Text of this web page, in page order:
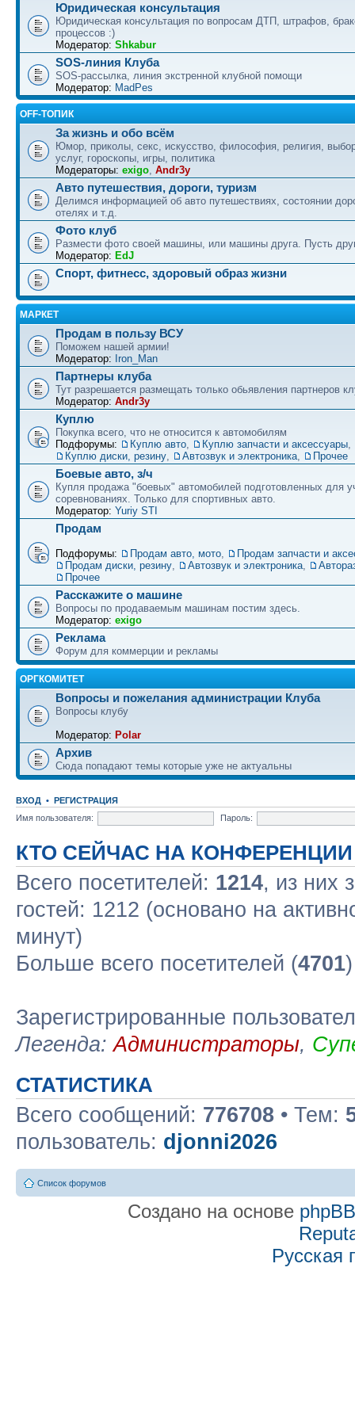
Юридическая консультация
Юридическая консультация по вопросам ДТП, штрафов,
процессов :)
Модератор: Shkabur
SOS-линия Клуба
SOS-рассылка, линия экстренной клубной помощи
Модератор: MadPes
OFF-ТОПИК
За жизнь и обо всём
Юмор, приколы, секс, искусство, философия, религия,
услуг, гороскопы, игры, политика
Модераторы: exigo, Andr3y
Авто путешествия, дороги, туризм
Делимся информацией об авто путешествиях, состоянии
отелях и т.д.
Фото клуб
Размести фото своей машины, или машины друга. Пусть
Модератор: EdJ
Спорт, фитнесс, здоровый образ жизни
МАРКЕТ
Продам в пользу ВСУ
Поможем нашей армии!
Модератор: Iron_Man
Партнеры клуба
Тут разрешается размещать только обьявления партнеров
Модератор: Andr3y
Куплю
Покупка всего, что не относится к автомобилям
Подфорумы:
Куплю авто, Куплю запчасти и аксессуары,
Куплю диски, резину, Автозвук и электроника, Прочее
Боевые авто, з/ч
Купля продажа "боевых" автомобилей подготовленных для
соревнованиях. Только для спортивных авто.
Модератор: Yuriy STI
Продам
Подфорумы: Продам авто, мото,
Продам запчасти и
Продам диски, резину, Автозвук и электроника,
Прочее
Расскажите о машине
Вопросы по продаваемым машинам постим здесь.
Модератор: exigo
Реклама
Форум для коммерции и рекламы
ОРГКОМИТЕТ
Вопросы и пожелания администрации Клуба
Вопросы клубу
Модератор: Polar
Архив
Сюда попадают темы которые уже не актуальны
ВХОД • РЕГИСТРАЦИЯ
Имя пользователя:
Пароль:
КТО СЕЙЧАС НА КОНФЕРЕНЦИИ
Всего посетителей: 1214, из них
гостей: 1212 (основано на
минут)
Больше всего посетителей (4701
Зарегистрированные
Легенда:Администраторы,
СТАТИСТИКА
Всего сообщений: 776708 • Тем:
пользователь: djonni2026
Список форумов
Создано на основе phpBB
Русская